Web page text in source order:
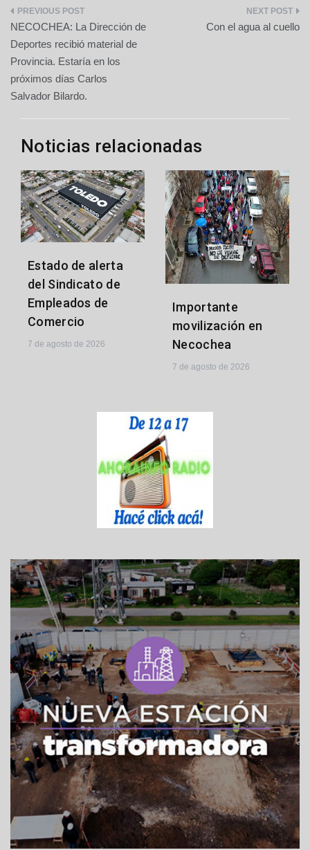
Navegación
de
entradas
NECOCHEA: La Dirección de
Deportes recibió material de
Provincia. Estaría en los
próximos días Carlos
Salvador Bilardo.
Con el agua al cuello
Noticias relacionadas
Estado de alerta
del Sindicato de
Empleados de
Comercio
7 de agosto de 2026
Importante
movilización en
Necochea
7 de agosto de 2026